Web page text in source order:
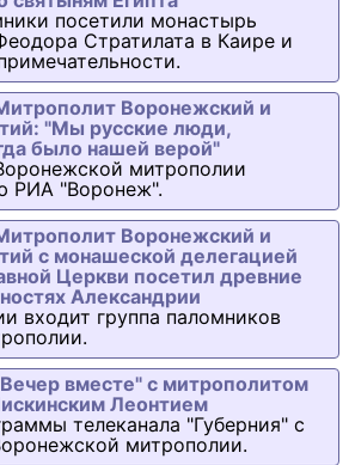
посетили монастырь
Стратилата в Каире и
Воронежский и
"Мы русские люди,
было нашей верой"
митрополии
РИА "Воронеж".
Воронежский и
с монашеской делегацией
Церкви посетил древние
Александрии
входит группа паломников
вместе" с митрополитом
Леонтием
телеканала "Губерния" с
митрополии.